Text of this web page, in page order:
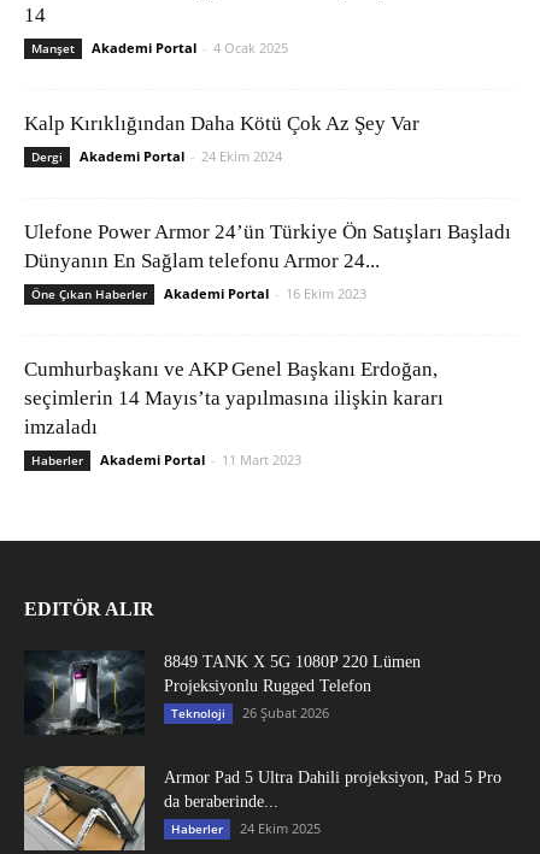
14
Manşet Akademi Portal - 4 Ocak 2025
Kalp Kırıklığından Daha Kötü Çok Az Şey Var
Dergi Akademi Portal - 24 Ekim 2024
Ulefone Power Armor 24’ün Türkiye Ön Satışları Başladı
Dünyanın En Sağlam telefonu Armor 24...
Öne Çıkan Haberler Akademi Portal - 16 Ekim 2023
Cumhurbaşkanı ve AKP Genel Başkanı Erdoğan,
seçimlerin 14 Mayıs’ta yapılmasına ilişkin kararı
imzaladı
Haberler Akademi Portal - 11 Mart 2023
EDITÖR ALIR
8849 TANK X 5G 1080P 220 Lümen
Projeksiyonlu Rugged Telefon
Teknoloji 26 Şubat 2026
Armor Pad 5 Ultra Dahili projeksiyon, Pad 5 Pro
da beraberinde...
Haberler 24 Ekim 2025